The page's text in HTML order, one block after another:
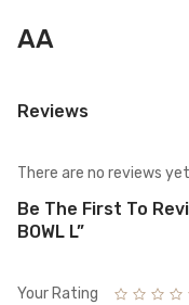
AA
Reviews
There are no reviews
Be The First To
BOWL L”
Your Rating